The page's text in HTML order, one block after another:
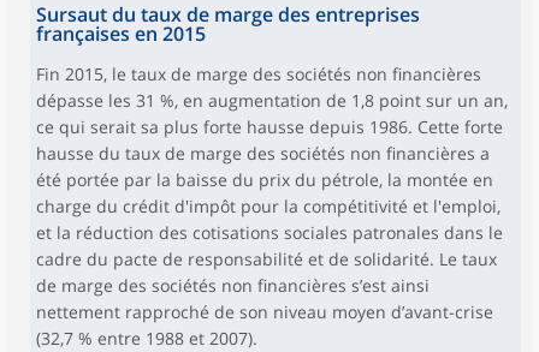
Sursaut du taux de marge des entreprises
françaises en 2015
Fin 2015, le taux de marge des sociétés non financières
dépasse les 31 %, en augmentation de 1,8 point sur un an,
ce qui serait sa plus forte hausse depuis 1986. Cette forte
hausse du taux de marge des sociétés non financières a
été portée par la baisse du prix du pétrole, la montée en
charge du crédit d'impôt pour la compétitivité et l'emploi,
et la réduction des cotisations sociales patronales dans le
cadre du pacte de responsabilité et de solidarité. Le taux
de marge des sociétés non financières s’est ainsi
nettement rapproché de son niveau moyen d’avant-crise
(32,7 % entre 1988 et 2007).